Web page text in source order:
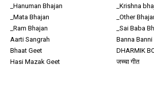
_Hanuman Bhajan
_Krishna
_Mata Bhajan
_Other
_Ram Bhajan
_Sai Baba
Aarti Sangrah
Banna Banni
Bhaat Geet
DHARMIK
Hasi Mazak Geet
जच्चा गीत